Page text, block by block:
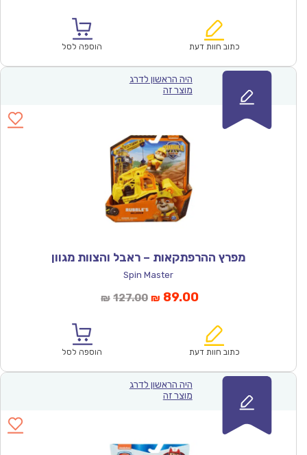
₪64.00.
הוא:
כתוב חוות דעת הוספה לסל
היה הראשון לדרג
מוצר זה
מפרץ ההרפתקאות – ראבל והצוות מגוון
Spin Master
₪ 127.00המחיר
₪127.00.
₪ 89.00המחיר
הוא:
כתוב חוות דעת הוספה לסל
היה הראשון לדרג
מוצר זה